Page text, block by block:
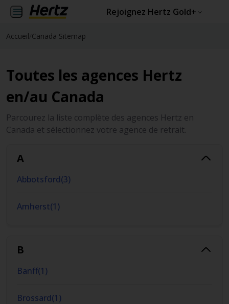
Rejoignez Hertz Gold+
Accueil Canada Sitemap
Toutes les agences Hertz
en/au Canada
Parcourez la liste complète des agences Hertz en
Canada et sélectionnez votre agence de retrait.
A
Abbotsford(3)
Amherst(1)
B
Banff(1)
Brossard(1)